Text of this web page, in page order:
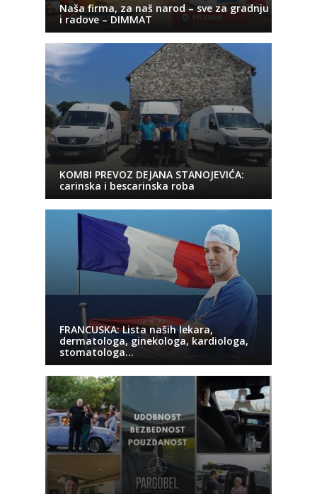
Naša firma, za naš narod – sve za gradnju
i radove – DIMMAT
KOMBI PREVOZ DEJANA STANOJEVIĆA:
carinska i bescarinska roba
FRANCUSKA: Lista naših lekara,
dermatologa, ginekologa, kardiologa,
stomatologa…